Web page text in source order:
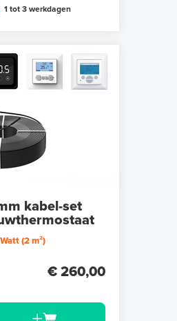
1 tot 3 werkdagen
kabel-set
(2 m²)
€ 260,00